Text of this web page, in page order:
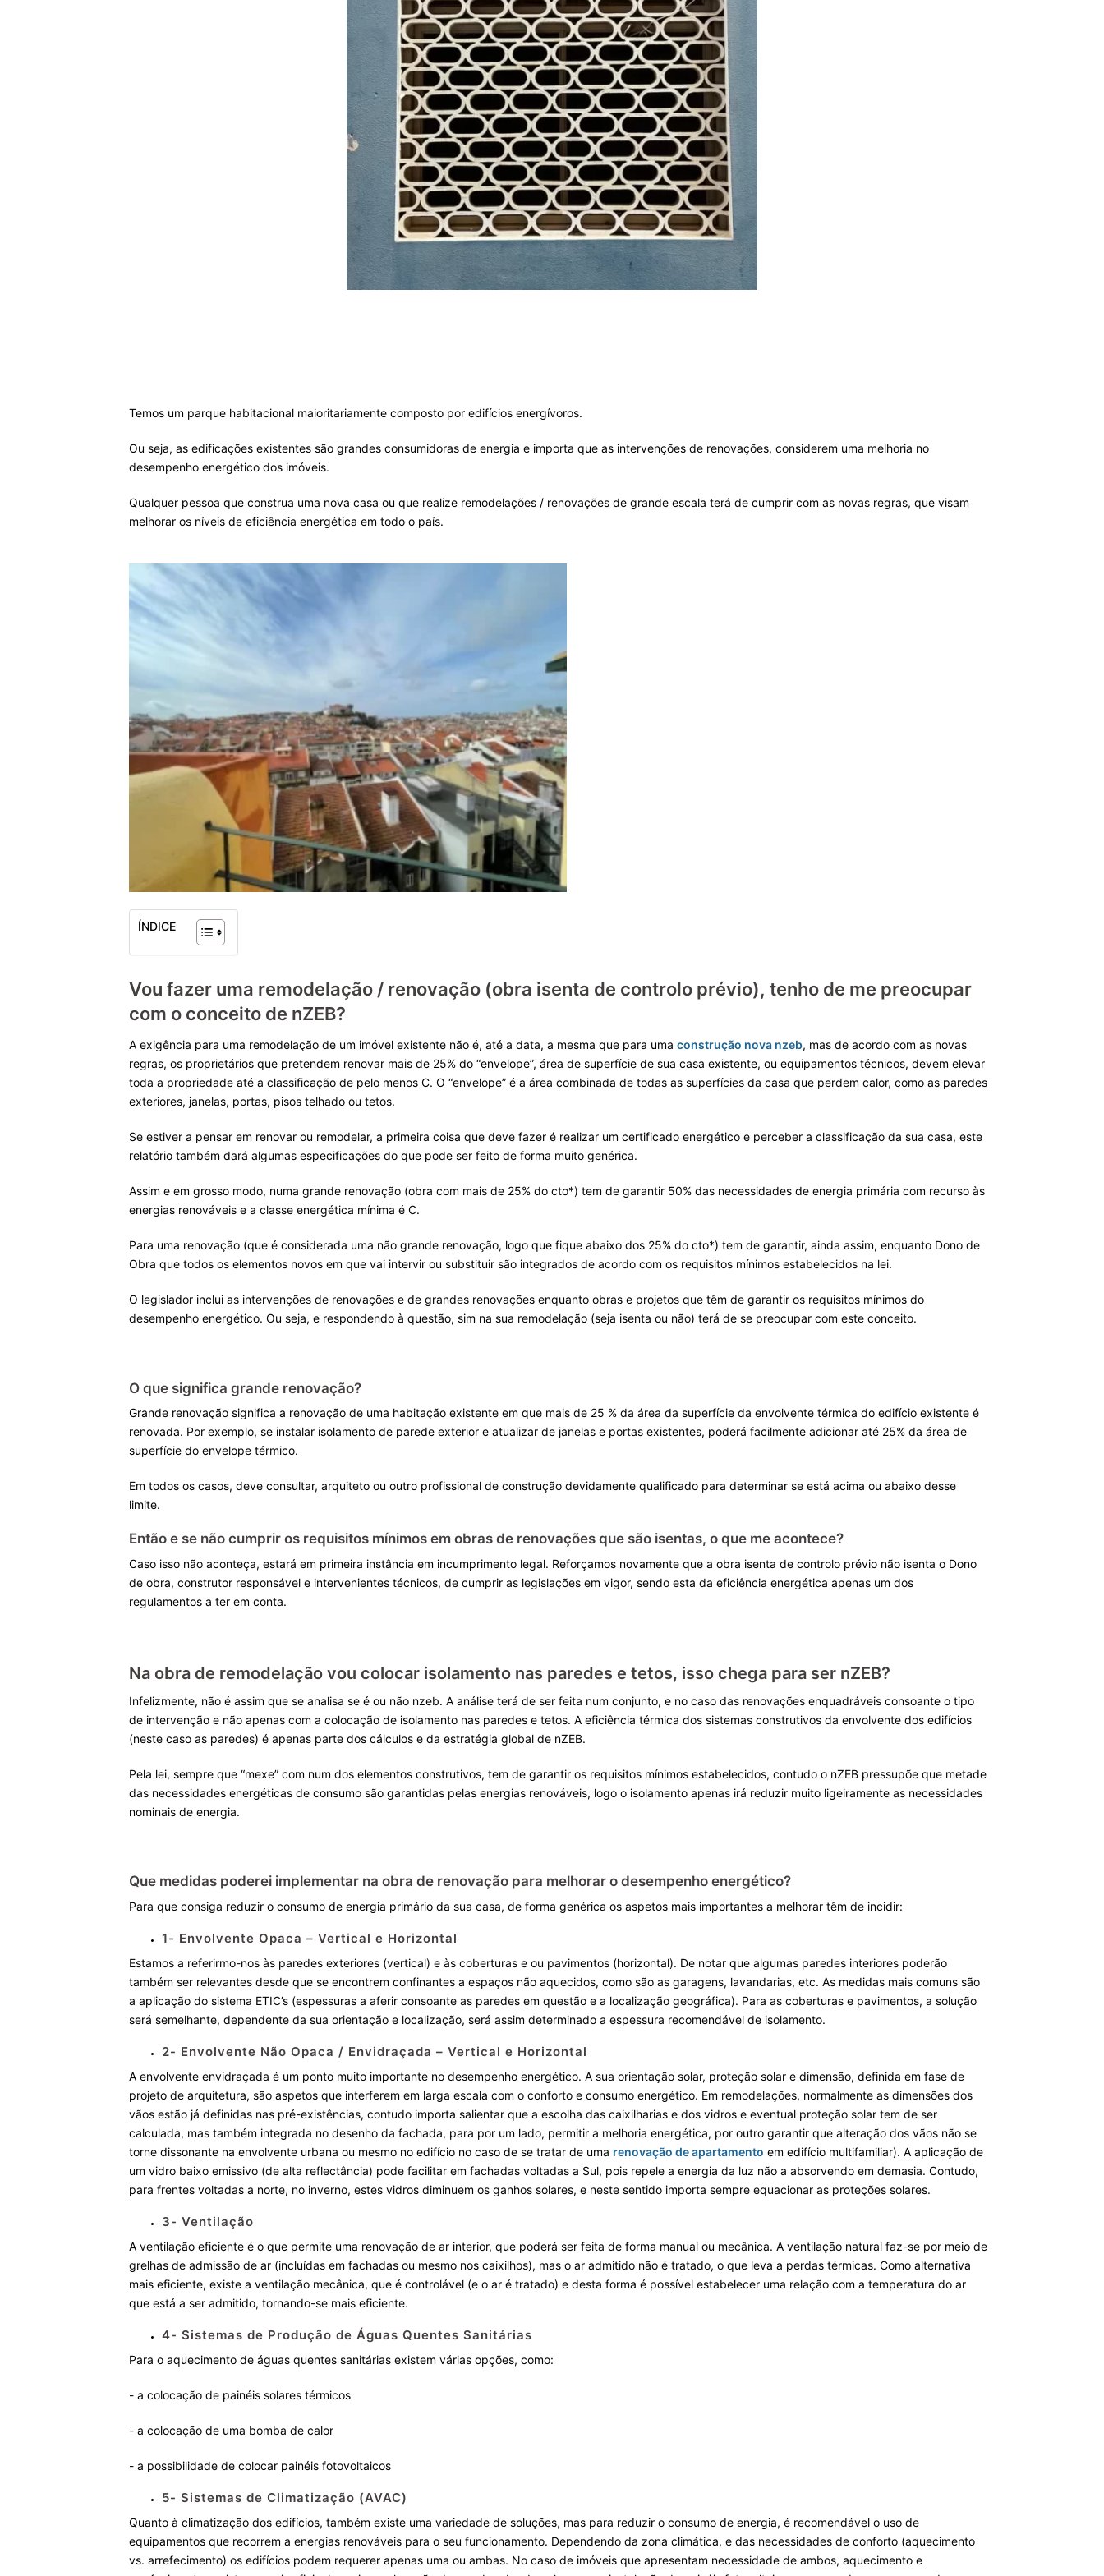
Temos um parque habitacional maioritariamente composto por edifícios energívoros.
Ou seja, as edificações existentes são grandes consumidoras de energia e importa que as intervenções de renovações, considerem uma melhoria no
desempenho energético dos imóveis.
Qualquer pessoa que construa uma nova casa ou que realize remodelações / renovações de grande escala terá de cumprir com as novas regras, que visam
melhorar os níveis de eficiência energética em todo o país.
ÍNDICE
Vou fazer uma remodelação / renovação (obra isenta de controlo prévio), tenho de me preocupar
com o conceito de nZEB?
A exigência para uma remodelação de um imóvel existente não é, até a data, a mesma que para uma construção nova nzeb, mas de acordo com as novas
regras, os proprietários que pretendem renovar mais de 25% do “envelope”, área de superfície de sua casa existente, ou equipamentos técnicos, devem elevar
toda a propriedade até a classificação de pelo menos C. O “envelope” é a área combinada de todas as superfícies da casa que perdem calor, como as paredes
exteriores, janelas, portas, pisos telhado ou tetos.
Se estiver a pensar em renovar ou remodelar, a primeira coisa que deve fazer é realizar um certificado energético e perceber a classificação da sua casa, este
relatório também dará algumas especificações do que pode ser feito de forma muito genérica.
Assim e em grosso modo, numa grande renovação (obra com mais de 25% do cto*) tem de garantir 50% das necessidades de energia primária com recurso às
energias renováveis e a classe energética mínima é C.
Para uma renovação (que é considerada uma não grande renovação, logo que fique abaixo dos 25% do cto*) tem de garantir, ainda assim, enquanto Dono de
Obra que todos os elementos novos em que vai intervir ou substituir são integrados de acordo com os requisitos mínimos estabelecidos na lei.
O legislador inclui as intervenções de renovações e de grandes renovações enquanto obras e projetos que têm de garantir os requisitos mínimos do
desempenho energético. Ou seja, e respondendo à questão, sim na sua remodelação (seja isenta ou não) terá de se preocupar com este conceito.
O que significa grande renovação?
Grande renovação significa a renovação de uma habitação existente em que mais de 25 % da área da superfície da envolvente térmica do edifício existente é
renovada. Por exemplo, se instalar isolamento de parede exterior e atualizar de janelas e portas existentes, poderá facilmente adicionar até 25% da área de
superfície do envelope térmico.
Em todos os casos, deve consultar, arquiteto ou outro profissional de construção devidamente qualificado para determinar se está acima ou abaixo desse
limite.
Então e se não cumprir os requisitos mínimos em obras de renovações que são isentas, o que me acontece?
Caso isso não aconteça, estará em primeira instância em incumprimento legal. Reforçamos novamente que a obra isenta de controlo prévio não isenta o Dono
de obra, construtor responsável e intervenientes técnicos, de cumprir as legislações em vigor, sendo esta da eficiência energética apenas um dos
regulamentos a ter em conta.
Na obra de remodelação vou colocar isolamento nas paredes e tetos, isso chega para ser nZEB?
Infelizmente, não é assim que se analisa se é ou não nzeb. A análise terá de ser feita num conjunto, e no caso das renovações enquadráveis consoante o tipo
de intervenção e não apenas com a colocação de isolamento nas paredes e tetos. A eficiência térmica dos sistemas construtivos da envolvente dos edifícios
(neste caso as paredes) é apenas parte dos cálculos e da estratégia global de nZEB.
Pela lei, sempre que “mexe” com num dos elementos construtivos, tem de garantir os requisitos mínimos estabelecidos, contudo o nZEB pressupõe que metade
das necessidades energéticas de consumo são garantidas pelas energias renováveis, logo o isolamento apenas irá reduzir muito ligeiramente as necessidades
nominais de energia.
Que medidas poderei implementar na obra de renovação para melhorar o desempenho energético?
Para que consiga reduzir o consumo de energia primário da sua casa, de forma genérica os aspetos mais importantes a melhorar têm de incidir:
1- Envolvente Opaca – Vertical e Horizontal
Estamos a referirmo-nos às paredes exteriores (vertical) e às coberturas e ou pavimentos (horizontal). De notar que algumas paredes interiores poderão
também ser relevantes desde que se encontrem confinantes a espaços não aquecidos, como são as garagens, lavandarias, etc. As medidas mais comuns são
a aplicação do sistema ETIC’s (espessuras a aferir consoante as paredes em questão e a localização geográfica). Para as coberturas e pavimentos, a solução
será semelhante, dependente da sua orientação e localização, será assim determinado a espessura recomendável de isolamento.
2- Envolvente Não Opaca / Envidraçada – Vertical e Horizontal
A envolvente envidraçada é um ponto muito importante no desempenho energético. A sua orientação solar, proteção solar e dimensão, definida em fase de
projeto de arquitetura, são aspetos que interferem em larga escala com o conforto e consumo energético. Em remodelações, normalmente as dimensões dos
vãos estão já definidas nas pré-existências, contudo importa salientar que a escolha das caixilharias e dos vidros e eventual proteção solar tem de ser
calculada, mas também integrada no desenho da fachada, para por um lado, permitir a melhoria energética, por outro garantir que alteração dos vãos não se
torne dissonante na envolvente urbana ou mesmo no edifício no caso de se tratar de uma renovação de apartamento em edifício multifamiliar). A aplicação de
um vidro baixo emissivo (de alta reflectância) pode facilitar em fachadas voltadas a Sul, pois repele a energia da luz não a absorvendo em demasia. Contudo,
para frentes voltadas a norte, no inverno, estes vidros diminuem os ganhos solares, e neste sentido importa sempre equacionar as proteções solares.
3- Ventilação
A ventilação eficiente é o que permite uma renovação de ar interior, que poderá ser feita de forma manual ou mecânica. A ventilação natural faz-se por meio de
grelhas de admissão de ar (incluídas em fachadas ou mesmo nos caixilhos), mas o ar admitido não é tratado, o que leva a perdas térmicas. Como alternativa
mais eficiente, existe a ventilação mecânica, que é controlável (e o ar é tratado) e desta forma é possível estabelecer uma relação com a temperatura do ar
que está a ser admitido, tornando-se mais eficiente.
4- Sistemas de Produção de Águas Quentes Sanitárias
Para o aquecimento de águas quentes sanitárias existem várias opções, como:
- a colocação de painéis solares térmicos
- a colocação de uma bomba de calor
- a possibilidade de colocar painéis fotovoltaicos
5- Sistemas de Climatização (AVAC)
Quanto à climatização dos edifícios, também existe uma variedade de soluções, mas para reduzir o consumo de energia, é recomendável o uso de
equipamentos que recorrem a energias renováveis para o seu funcionamento. Dependendo da zona climática, e das necessidades de conforto (aquecimento
vs. arrefecimento) os edifícios podem requerer apenas uma ou ambas. No caso de imóveis que apresentam necessidade de ambos, aquecimento e